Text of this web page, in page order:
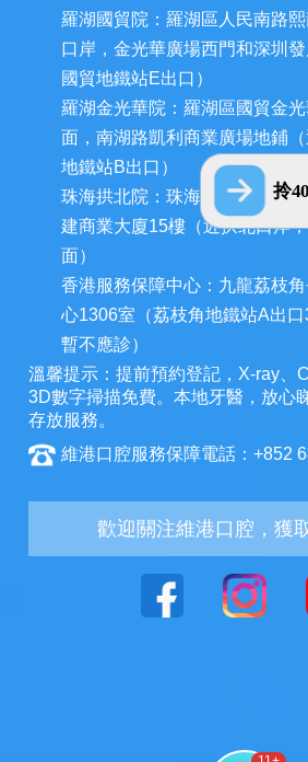
拎
羅湖國貿院：羅湖區人民南路
口岸，金光華廣場西門和深圳發
國貿地鐵站E出口）
羅湖金光華院：羅湖區國貿金
面，南湖路凱利商業廣場地鋪
地鐵站B出口）
珠海拱北院：珠海市香洲區拱
建商業大廈15樓（近拱北口岸
面）
香港服務保障中心：九龍荔枝
心1306室（荔枝角地鐵站A出
暫不應診）
溫馨提示：提前預約登記，X-ray、
3D數字掃描免費。本地牙醫，放心
存放服務。
維港口腔服務保障電話：+852
歡迎關注維港口腔，獲
11+